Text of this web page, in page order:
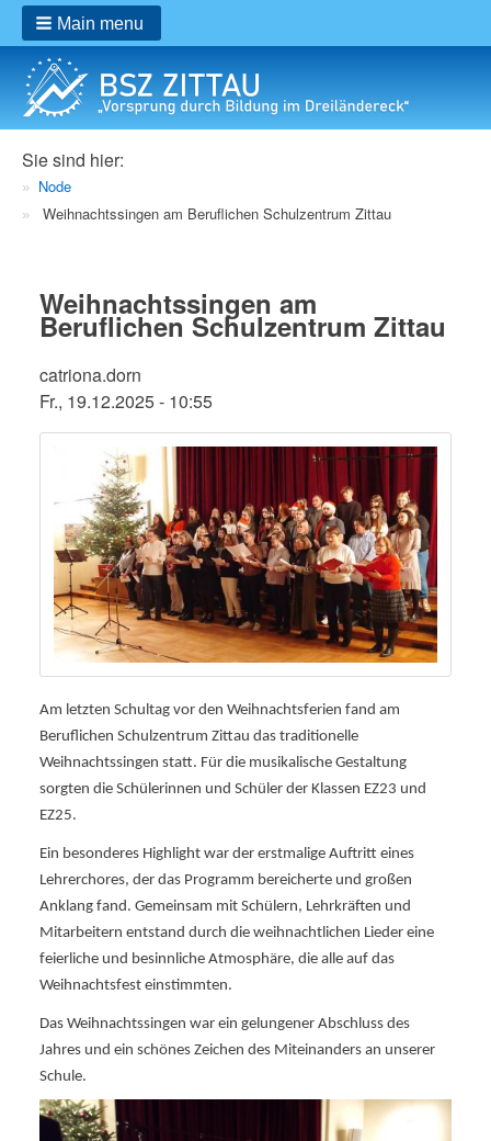
Main menu
Breadcrumbs
Sie sind hier:
Node
Weihnachtssingen am Beruflichen Schulzentrum Zittau
Weihnachtssingen am
Beruflichen Schulzentrum Zittau
catriona.dorn
Fr., 19.12.2025 - 10:55
Am letzten Schultag vor den Weihnachtsferien fand am
Beruflichen Schulzentrum Zittau das traditionelle
Weihnachtssingen statt. Für die musikalische Gestaltung
sorgten die Schülerinnen und Schüler der Klassen EZ23 und
EZ25.
Ein besonderes Highlight war der erstmalige Auftritt eines
Lehrerchores, der das Programm bereicherte und großen
Anklang fand. Gemeinsam mit Schülern, Lehrkräften und
Mitarbeitern entstand durch die weihnachtlichen Lieder eine
feierliche und besinnliche Atmosphäre, die alle auf das
Weihnachtsfest einstimmten.
Das Weihnachtssingen war ein gelungener Abschluss des
Jahres und ein schönes Zeichen des Miteinanders an unserer
Schule.